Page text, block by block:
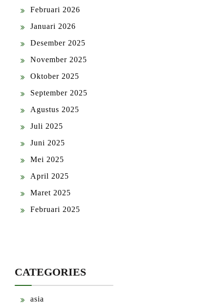
Februari 2026
Januari 2026
Desember 2025
November 2025
Oktober 2025
September 2025
Agustus 2025
Juli 2025
Juni 2025
Mei 2025
April 2025
Maret 2025
Februari 2025
CATEGORIES
asia